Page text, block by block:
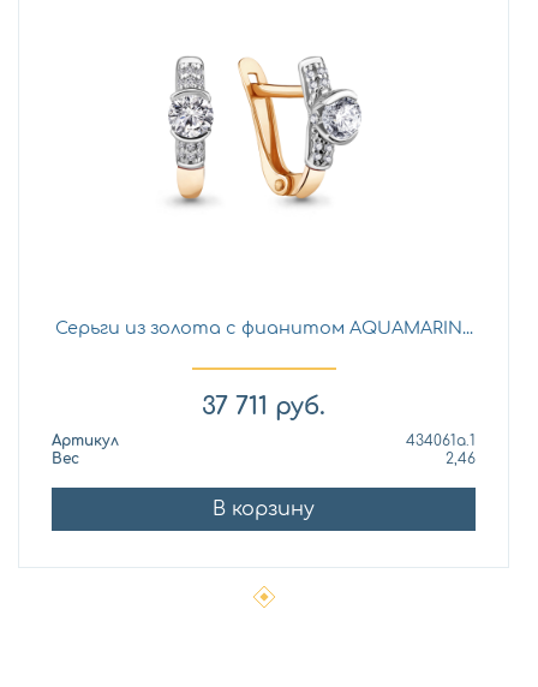
Серьги из золота с фианитом AQUAMARIN...
37 711 руб.
Артикул
434061а.1
Вес
2,46
В корзину